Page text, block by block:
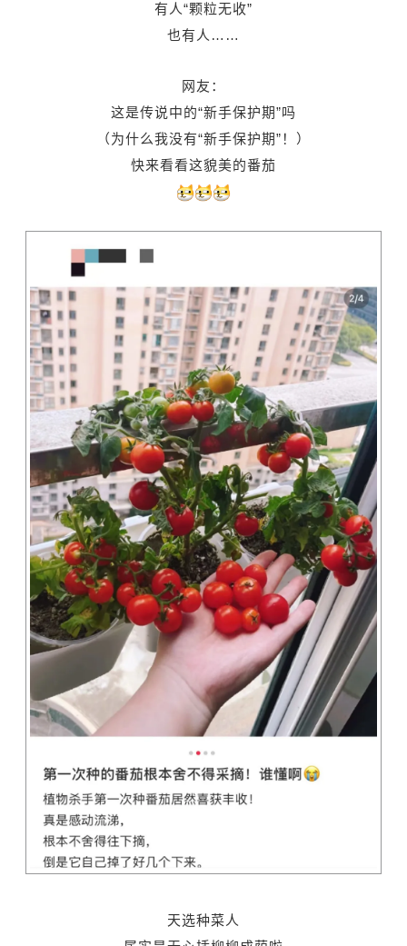
有人“颗粒无收”
也有人……
网友：
这是传说中的“新手保护期”吗
（为什么我没有“新手保护期”！）
快来看看这貌美的番茄
天选种菜人